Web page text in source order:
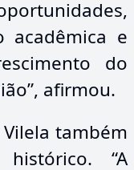
acadêmica e
do
afirmou.
também
“A